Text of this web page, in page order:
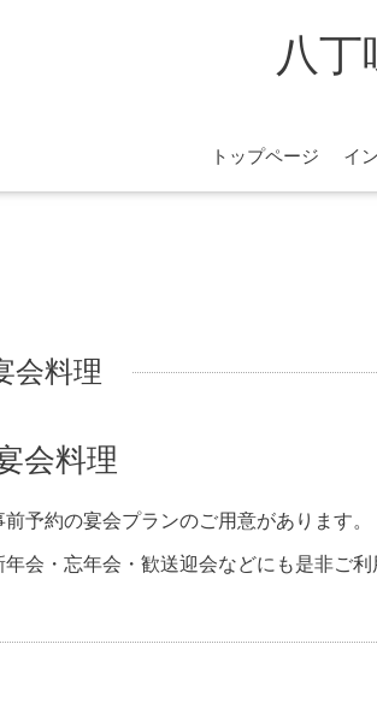
八丁
トップページ イ
会料理
会料理
前予約の宴会プランのご用意があります。
年会・忘年会・歓送迎会などにも是非ご利